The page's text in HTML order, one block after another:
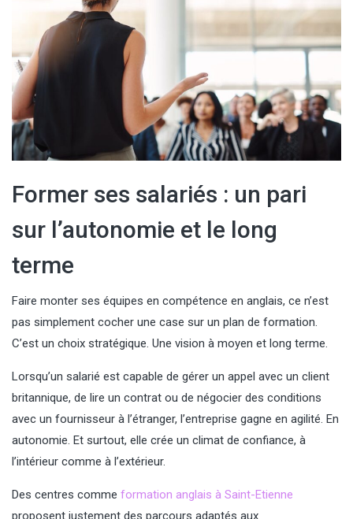
Former ses salariés : un pari
sur l’autonomie et le long
terme
Faire monter ses équipes en compétence en anglais, ce n’est
pas simplement cocher une case sur un plan de formation.
C’est un choix stratégique. Une vision à moyen et long terme.
Lorsqu’un salarié est capable de gérer un appel avec un client
britannique, de lire un contrat ou de négocier des conditions
avec un fournisseur à l’étranger, l’entreprise gagne en agilité. En
autonomie. Et surtout, elle crée un climat de confiance, à
l’intérieur comme à l’extérieur.
Des centres comme formation anglais à Saint-Etienne
proposent justement des parcours adaptés aux